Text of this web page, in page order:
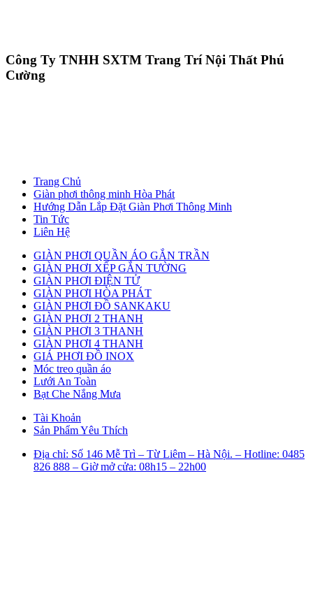
Công Ty TNHH SXTM Trang Trí Nội Thất Phú
Cường
Trang Chủ
Giàn phơi thông minh Hòa Phát
Hướng Dẫn Lắp Đặt Giàn Phơi Thông Minh
Tin Tức
Liên Hệ
GIÀN PHƠI QUẦN ÁO GẮN TRẦN
GIÀN PHƠI XẾP GẮN TƯỜNG
GIÀN PHƠI ĐIỆN TỬ
GIÀN PHƠI HÒA PHÁT
GIÀN PHƠI ĐỒ SANKAKU
GIÀN PHƠI 2 THANH
GIÀN PHƠI 3 THANH
GIÀN PHƠI 4 THANH
GIÁ PHƠI ĐỒ INOX
Móc treo quần áo
Lưới An Toàn
Bạt Che Nắng Mưa
Tài Khoản
Sản Phẩm Yêu Thích
Địa chỉ: Số 146 Mễ Trì – Từ Liêm – Hà Nội. – Hotline: 0485
826 888 – Giờ mở cửa: 08h15 – 22h00